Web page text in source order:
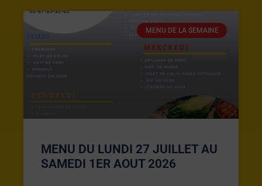
MENU DE LA SEMAINE
MENU DU LUNDI 27 JUILLET AU
SAMEDI 1ER AOUT 2026